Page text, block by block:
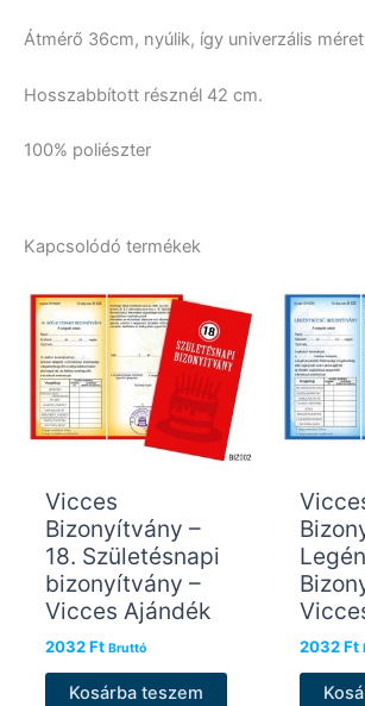
Átmérő 36cm, nyúlik, így univerzális
Hosszabbított résznél 42 cm.
100% poliészter
Kapcsolódó termékek
Vicces
Bizonyítvány –
18. Születésnapi
bizonyítvány –
Vicces Ajándék
2032Ft Bruttó
Kosárba teszem
2032Ft